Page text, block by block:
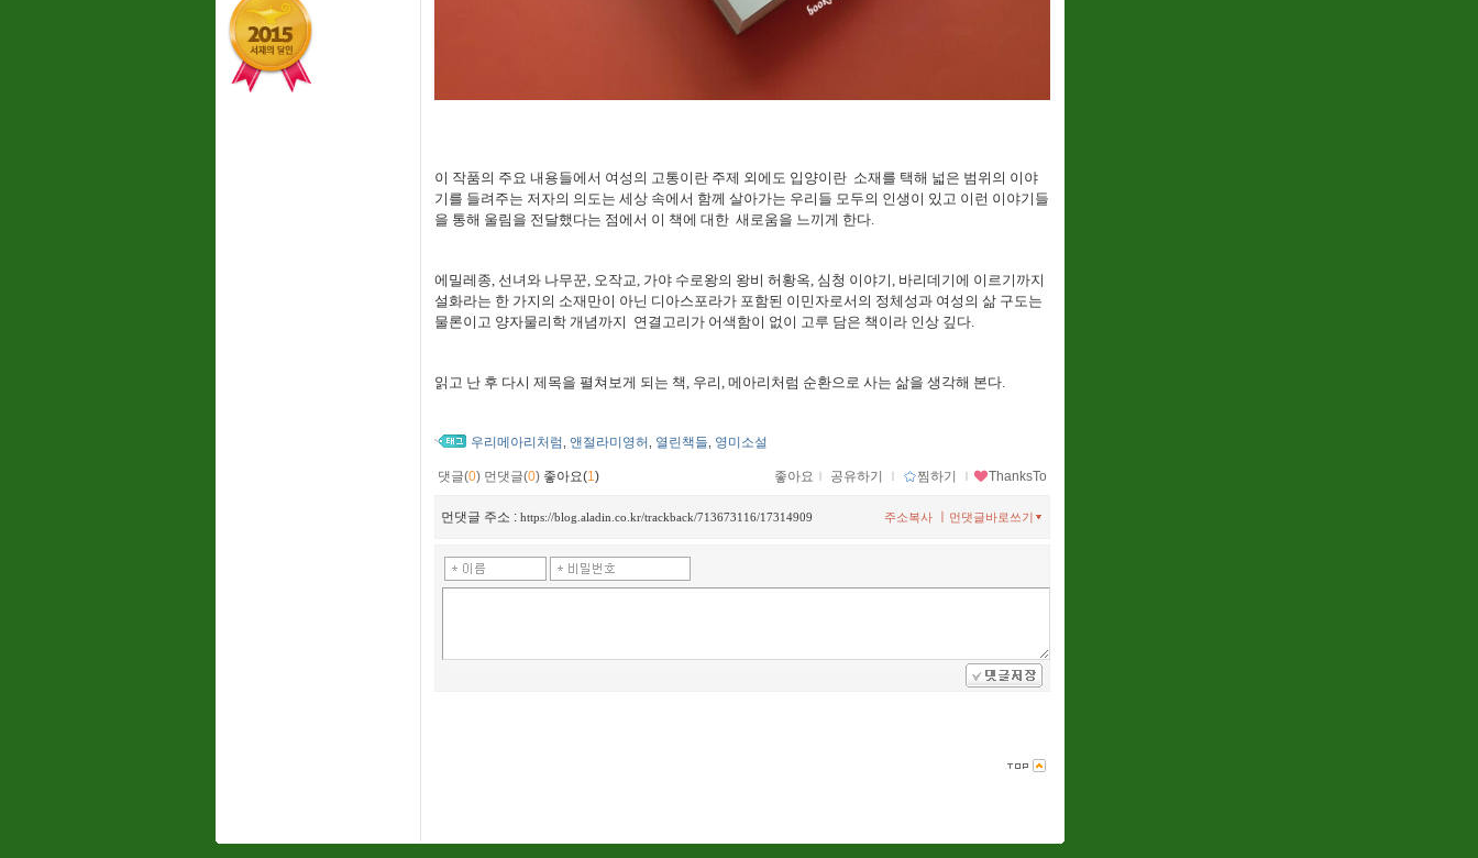
이 작품의 주요 내용들에서 여성의 고통이란 주제 외에도 입양이란 소재를 택해 넓은 범위의 이야
기를 들려주는 저자의 의도는 세상 속에서 함께 살아가는 우리들 모두의 인생이 있고 이런 이야기들
을 통해 울림을 전달했다는 점에서 이 책에 대한 새로움을 느끼게 한다.
에밀레종, 선녀와 나무꾼, 오작교, 가야 수로왕의 왕비 허황옥, 심청 이야기, 바리데기에 이르기까지
설화라는 한 가지의 소재만이 아닌 디아스포라가 포함된 이민자로서의 정체성과 여성의 삶 구도는
물론이고 양자물리학 개념까지 연결고리가 어색함이 없이 고루 담은 책이라 인상 깊다.
읽고 난 후 다시 제목을 펼쳐보게 되는 책, 우리, 메아리처럼 순환으로 사는 삶을 생각해 본다.
우리메아리처럼 앤절라미영허 열린책들 영미소설
댓글(0) 먼댓글(0) 좋아요(1 ) 좋아요 ｌ 공유하기 ｌ 찜하기 ｌ ThanksTo
먼댓글 주소 : https://blog.aladin.co.kr/trackback/713673116/17314909 먼댓글바로쓰기
주소복사 ㅣ